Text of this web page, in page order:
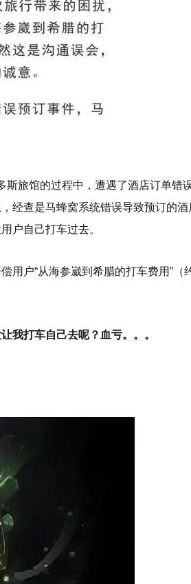
斯旅馆的过程中，遭遇了酒店订单错
经查是马蜂窝系统错误导致预订的酒
户自己打车过去。
用户“从海参崴到希腊的打车费用”（
我打车自己去呢？血亏。。。